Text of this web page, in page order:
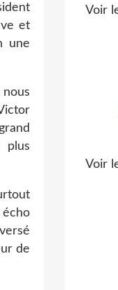
et
une
plus
écho
de
Voir
Voir